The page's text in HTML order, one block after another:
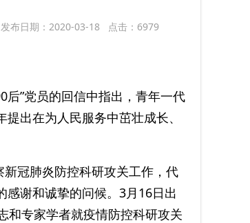
发布日期：2020-03-18 点击：6979